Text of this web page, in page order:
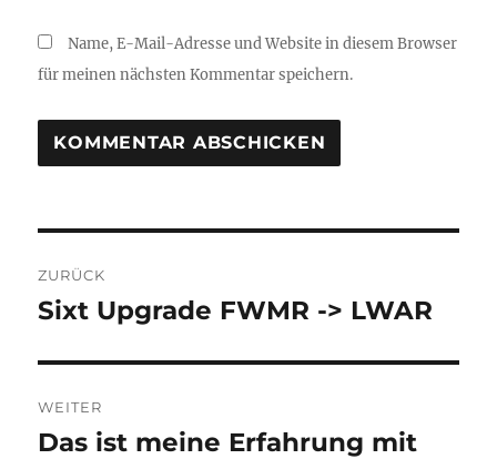
Name, E-Mail-Adresse und Website in diesem Browser
für meinen nächsten Kommentar speichern.
ZURÜCK
Vorheriger
Sixt Upgrade FWMR -> LWAR
WEITER
Nächster
Das ist meine Erfahrung mit